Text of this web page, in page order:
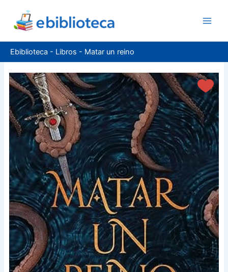
contenido
Ebiblioteca - Libros - Matar un reino